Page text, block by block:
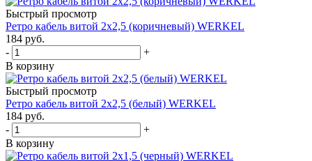
Быстрый просмотр
Ретро кабель витой 2х2,5 (коричневый) WERKEL
184 руб.
-
+
В корзину
Быстрый просмотр
Ретро кабель витой 2х2,5 (белый) WERKEL
184 руб.
-
+
В корзину